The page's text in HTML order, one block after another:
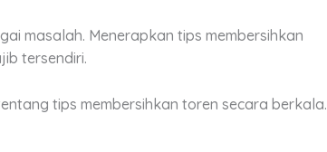
masalah. Menerapkan tips membersihkan
tersendiri.
tips membersihkan toren secara berkala.